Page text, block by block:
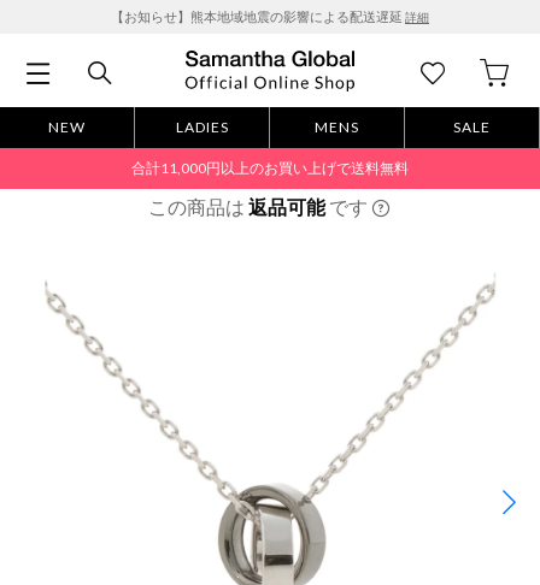
【お知らせ】熊本地域地震の影響による配送遅延 詳細
NEW LADIES MENS SALE
合計11,000円以上のお買い上げで送料無料
この商品は 返品可能です